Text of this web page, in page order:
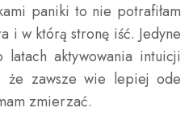
paniki to nie potrafiłam
i w którą stronę iść. Jedyne
latach aktywowania intuicji
że zawsze wie lepiej ode
zmierzać.